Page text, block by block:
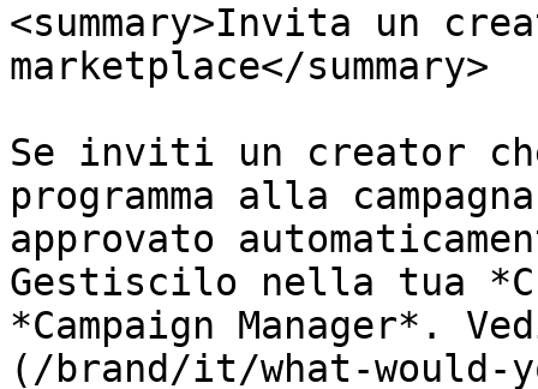
<summary>Invita un
marketplace</summary>
Se inviti un creator
programma alla
approvato
Gestiscilo nella tua
*Campaign Manager*.
(/brand/it/what-